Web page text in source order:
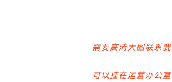
需要高清大图联系我
可以挂在运营办公室